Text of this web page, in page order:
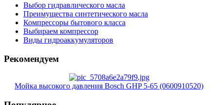
Выбор гидравлического масла
Преимущества синтетического масла
Компрессоры бытового класса
Выбираем компрессор
Виды гидроаккумуляторов
Рекомендуем
Мойка высокого давления Bosch GHP 5-65 (0600910520)